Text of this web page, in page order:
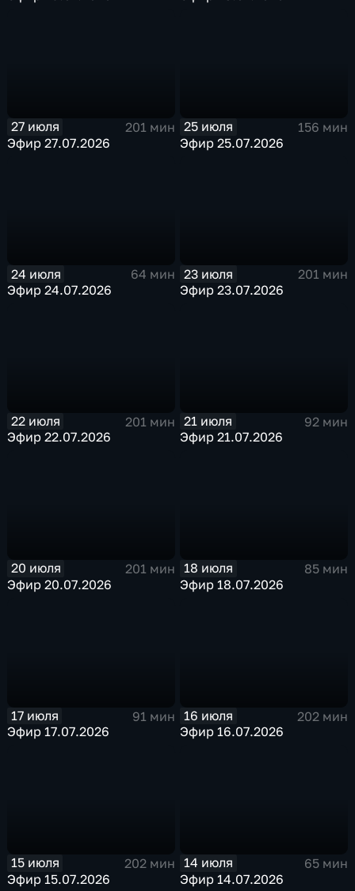
27 июля
201 мин
Эфир 27.07.2026
25 июля
156 мин
Эфир 25.07.2026
24 июля
64 мин
Эфир 24.07.2026
23 июля
201 мин
Эфир 23.07.2026
22 июля
201 мин
Эфир 22.07.2026
21 июля
92 мин
Эфир 21.07.2026
20 июля
201 мин
Эфир 20.07.2026
18 июля
85 мин
Эфир 18.07.2026
17 июля
91 мин
Эфир 17.07.2026
16 июля
202 мин
Эфир 16.07.2026
15 июля
202 мин
Эфир 15.07.2026
14 июля
65 мин
Эфир 14.07.2026